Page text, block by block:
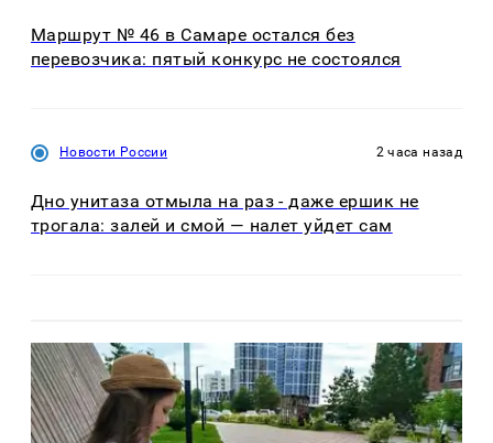
Маршрут № 46 в Самаре остался без
перевозчика: пятый конкурс не состоялся
Новости России 2 часа назад
Дно унитаза отмыла на раз - даже ершик не
трогала: залей и смой — налет уйдет сам